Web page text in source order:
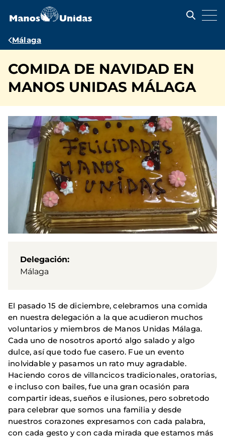
contenido
Ruta
navegación
Málaga
COMIDA DE NAVIDAD EN
MANOS UNIDAS MÁLAGA
Delegación
Málaga
El pasado 15 de diciembre, celebramos una comida
en nuestra delegación a la que acudieron muchos
voluntarios y miembros de Manos Unidas Málaga.
Cada uno de nosotros aportó algo salado y algo
dulce, así que todo fue casero. Fue un evento
inolvidable y pasamos un rato muy agradable.
Haciendo coros de villancicos tradicionales, oratorias,
e incluso con bailes, fue una gran ocasión para
compartir ideas, sueños e ilusiones, pero sobretodo
para celebrar que somos una familia y desde
nuestros corazones expresamos con cada palabra,
con cada gesto y con cada mirada que estamos más